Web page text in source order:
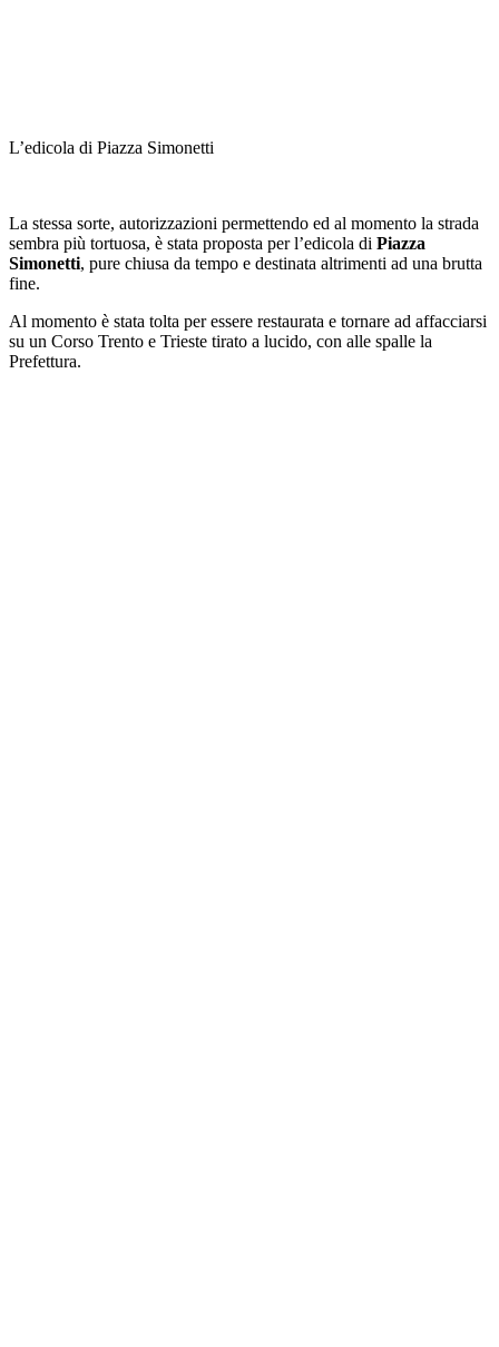
L’edicola di Piazza Simonetti
La stessa sorte, autorizzazioni permettendo ed al momento la strada
sembra più tortuosa, è stata proposta per l’edicola di Piazza
Simonetti, pure chiusa da tempo e destinata altrimenti ad una brutta
fine.
Al momento è stata tolta per essere restaurata e tornare ad affacciarsi
su un Corso Trento e Trieste tirato a lucido, con alle spalle la
Prefettura.